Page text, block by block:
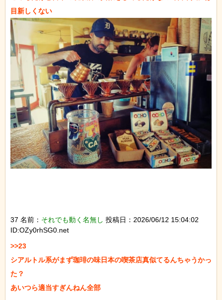
37 名前： それでも動く名無し 投稿日：2026/06/12 15:04:02
ID:OZy0rhSG0.net
>>23
シアルトル系がまず珈琲の味日本の喫茶店真似てるんちゃうかっ
た？
あいつら適当すぎんねん全部